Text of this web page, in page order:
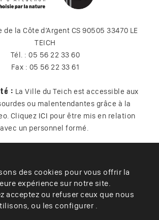
de la Côte d’Argent CS 90505 33470 LE
TEICH
Tél. : 05 56 22 33 60
Fax : 05 56 22 33 61
: La Ville du Teich est accessible aux
ou malentendantes grâce à la
Cliquez ICI pour être mis en relation
avec un personnel formé.
Contact Vos données
Cookies
Accessibilité
des cookies pour vous offrir la
expérience sur notre site.
acceptez ou refuser ceux que nous
ou les configurer .